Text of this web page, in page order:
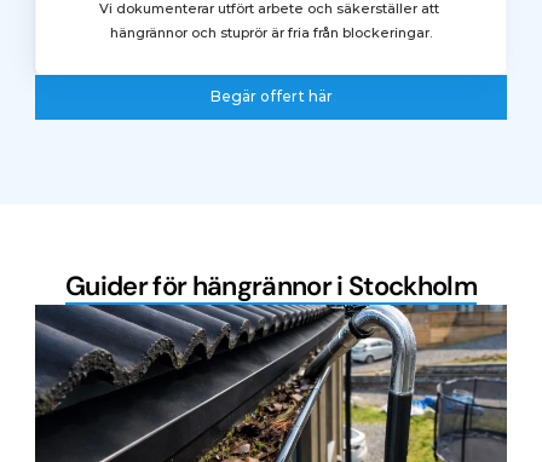
Vi dokumenterar utfört arbete och säkerställer att
hängrännor och stuprör är fria från blockeringar.
Begär offert här
Guider för hängrännor i Stockholm